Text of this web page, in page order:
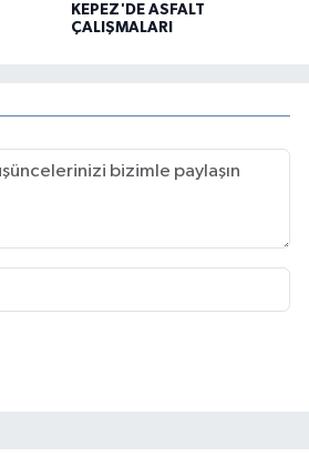
KEPEZ'DE ASFALT
ÇALIŞMALARI